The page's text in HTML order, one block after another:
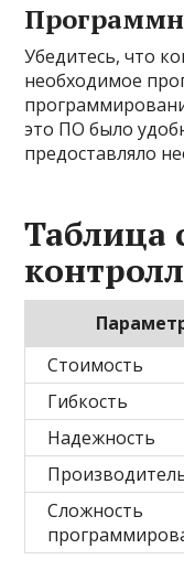
Убедитесь, что
необходимое
это ПО было
предоставляло
Таблица
Стоимость
Гибкость
Надежность
Сложность